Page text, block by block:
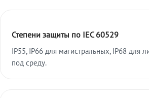
Степени защиты по IEC 60529
IP55, IP66 для магистральных, IP68 для
под среду.